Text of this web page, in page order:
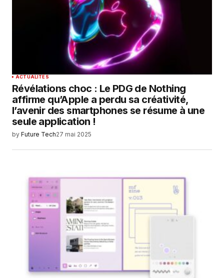
Enregistrer mon nom, mon e-mail et mon
site dans le navigateur pour mon prochain
commentaire.
SUBMIT COMMENT
ACTUALITÉS
Révélations choc : Le PDG de Nothing
affirme qu’Apple a perdu sa créativité,
l’avenir des smartphones se résume à une
seule application !
by Future Tech27 mai 2025